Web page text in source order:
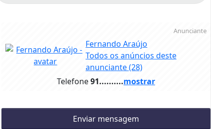
Telefone91..........mostrar
Anunciante
Fernando Araújo
Todos os anúncios deste
anunciante(28)
Enviar mensagem